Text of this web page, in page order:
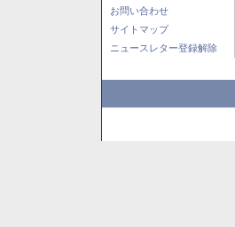
お問い合わせ
サイトマップ
ニュースレター登録解除